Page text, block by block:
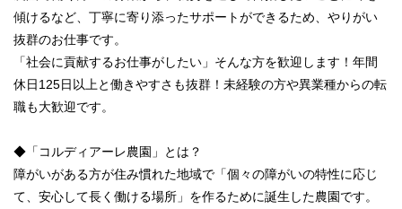
傾けるなど、丁寧に寄り添ったサポートができるため、やりがい
抜群のお仕事です。
「社会に貢献するお仕事がしたい」そんな方を歓迎します！年間
休日125日以上と働きやすさも抜群！未経験の方や異業種からの転
職も大歓迎です。
◆「コルディアーレ農園」とは？
障がいがある方が住み慣れた地域で「個々の障がいの特性に応じ
て、安心して長く働ける場所」を作るために誕生した農園です。